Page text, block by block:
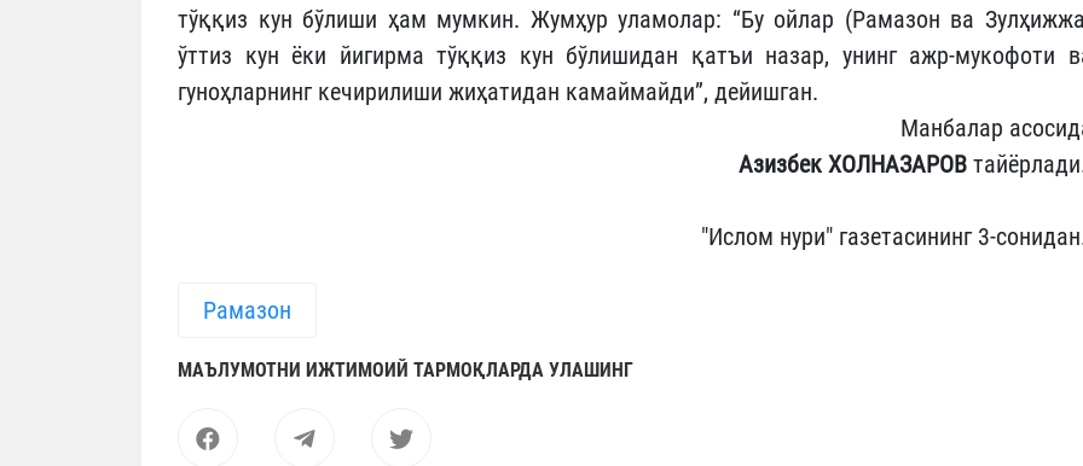
тўққиз кун бўлиши ҳам мумкин. Жумҳур уламолар: “Бу ойлар (Рамазон ва
ўттиз кун ёки йигирма тўққиз кун бўлишидан қатъи назар, унинг ажр-мукофоти
гуноҳларнинг кечирилиши жиҳатидан камаймайди”, дейишган.
Манбалар
Азизбек ХОЛНАЗАРОВ
"Ислом нури" газетасининг 3-
Рамазон
МАЪЛУМОТНИ ИЖТИМОИЙ ТАРМОҚЛАРДА УЛАШИНГ